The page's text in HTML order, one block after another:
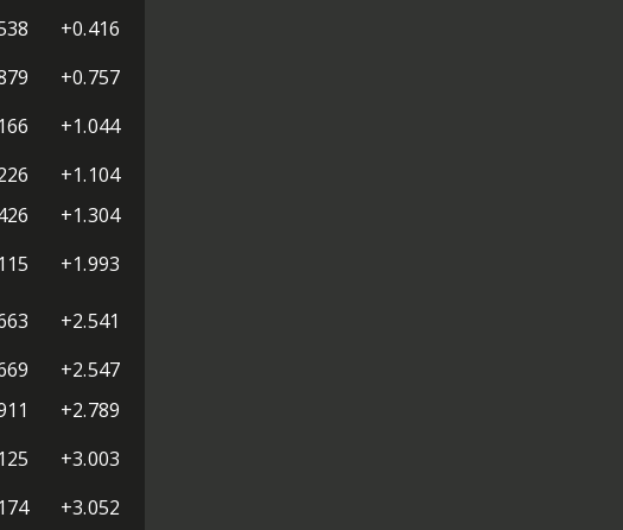
+0.416
+0.757
+1.044
+1.104
+1.304
+1.993
+2.541
+2.547
+2.789
+3.003
+3.052